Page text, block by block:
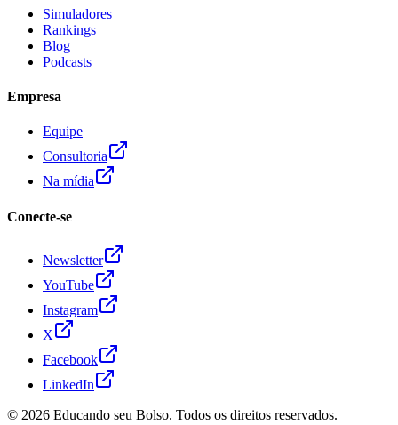
Simuladores
Rankings
Blog
Podcasts
Empresa
Equipe
Consultoria
Na mídia
Conecte-se
Newsletter
YouTube
Instagram
X
Facebook
LinkedIn
© 2026 Educando seu Bolso. Todos os direitos reservados.